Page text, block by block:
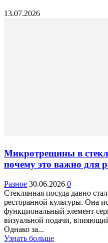
13.07.2026
Микротрещины в
почему это важно для
Разное 30.06.2026 0
Стеклянная посуда давно
ресторанной культуры. Она
функциональный элемент
визуальной подачи,
Однако за...
Узнать больше